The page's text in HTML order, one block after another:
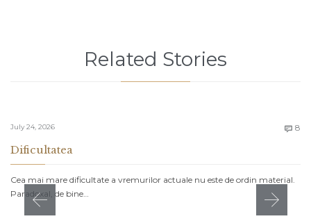
Related Stories
July 24, 2026  8
Dificultatea
Cea mai mare dificultate a vremurilor actuale nu este de ordin material.
Paradoxal, de bine…